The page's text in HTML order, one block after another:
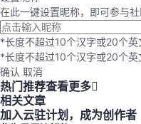
在此一键设置昵称，即可参与社
*长度不超过10个汉字或20个英
*长度不超过10个汉字或20个英
确认 取消
热门推荐查看更多
相关文章
加入云驻计划，成为创作者